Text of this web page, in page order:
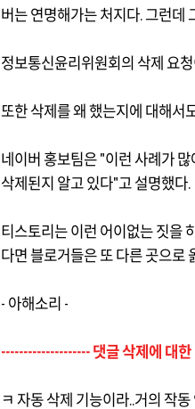
버는 연명해가는 처지다 그런데
정보통신윤리위원회의 삭제 요
또한 삭제를 왜 했는지에 대해서
네이버 홍보팀은 "이런 사례가
삭제된지 알고 있다"고 설명했다
티스토리는 이런 어이없는 짓을
다면 블로거들은 또 다른 곳으로
- 아해소리 -
-------------------- 댓글 삭제에 대한
ㅋ 자동 삭제 기능이라 거의 작동